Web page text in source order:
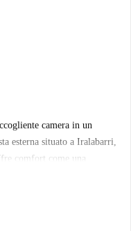
camera in un
esterna situato a Iralabarri,
comfort come una
e una TV per il relax.
possono affittare